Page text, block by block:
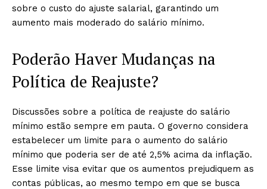
sobre o custo do ajuste salarial, garantindo um
aumento mais moderado do salário mínimo.
Poderão Haver Mudanças na
Política de Reajuste?
Discussões sobre a política de reajuste do salário
mínimo estão sempre em pauta. O governo considera
estabelecer um limite para o aumento do salário
mínimo que poderia ser de até 2,5% acima da inflação.
Esse limite visa evitar que os aumentos prejudiquem as
contas públicas, ao mesmo tempo em que se busca